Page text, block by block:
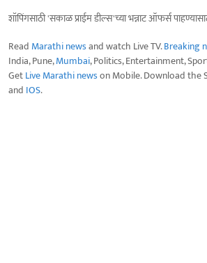
शॉपिंगसाठी 'सकाळ प्राईम डील्स'च्या भन्नाट ऑफर्स
Read Marathi newsand watch Live TV.Breaking
India, Pune,Mumbai, Politics, Entertainment,
GetLive Marathi newson Mobile. Download the
and IOS.